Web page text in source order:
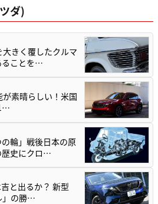
ダ)
きく覆したクルマ
ることを…
素晴らしい！米国
の輪」戦後日本の原
歴史にクロ…
と出るか？ 新型
」の勝…